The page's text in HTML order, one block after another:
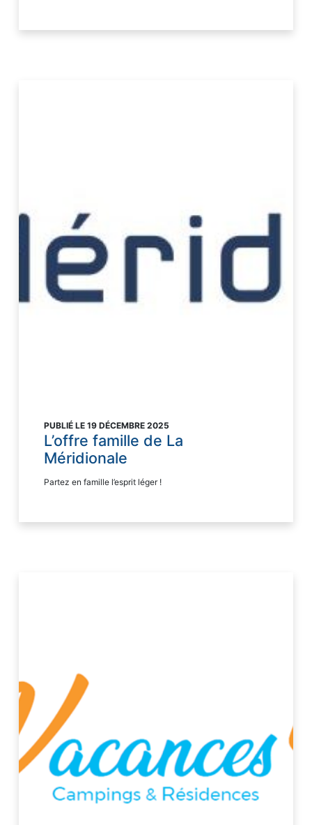
PUBLIÉ LE 19 DÉCEMBRE 2025
L’offre famille de La
Méridionale
Partez en famille l’esprit léger !